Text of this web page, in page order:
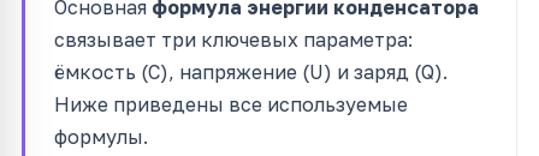
Основная формула энергии конденсатора
связывает три ключевых параметра:
ёмкость (C), напряжение (U) и заряд (Q).
Ниже приведены все используемые
формулы.